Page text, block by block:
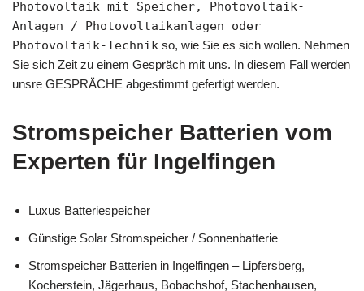
Photovoltaik mit Speicher, Photovoltaik-
Anlagen / Photovoltaikanlagen oder
Photovoltaik-Technik so, wie Sie es sich wollen. Nehmen
Sie sich Zeit zu einem Gespräch mit uns. In diesem Fall werden
unsre GESPRÄCHE abgestimmt gefertigt werden.
Stromspeicher Batterien vom
Experten für Ingelfingen
Luxus Batteriespeicher
Günstige Solar Stromspeicher / Sonnenbatterie
Stromspeicher Batterien in Ingelfingen – Lipfersberg,
Kocherstein, Jägerhaus, Bobachshof, Stachenhausen,